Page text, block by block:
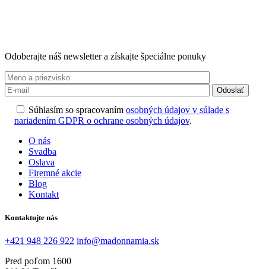
Odoberajte náš newsletter a získajte špeciálne ponuky
Odoslať
Súhlasím so spracovaním osobných údajov v súlade s
nariadením GDPR o ochrane osobných údajov.
O nás
Svadba
Oslava
Firemné akcie
Blog
Kontakt
Kontaktujte nás
+421 948 226 922 info@madonnamia.sk
Pred poľom 1600